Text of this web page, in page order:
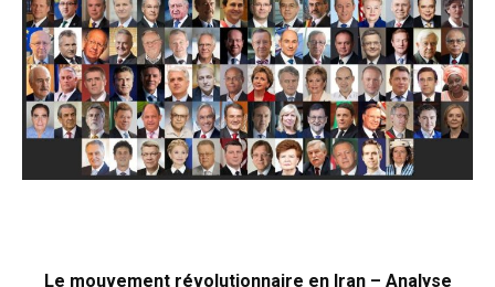
Le mouvement révolutionnaire en Iran – Analyse